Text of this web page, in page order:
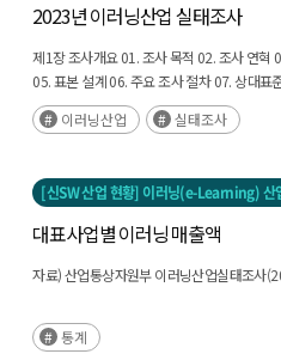
related domestic statistics, and propose
current status of the metaverse industry
of relevant domestic statistics. In this
the “VR·AR industry survey” and
its role as a foundation for policymaking in
2023년 이러닝산업 실태조사
제1장 조사개요01. 조사 목적 02. 조사 연혁
05. 표본 설계 06. 주요 조사 절차 07. 상대표
사업체 일반 현황 02. 이러닝 공급 시장 규모
인력 05. 해외 시장 진출 현황 06. 사업추진
사업체의 경영상 애로사항제3장 이러닝 수요
02. 개인 03. 사업체 04. 정규교육기관 05.
이러닝산업 실태조사
[신SW 산업 현황] 이러닝(e-Learning) 산
대표사업별 이러닝 매출액
자료) 산업통상자원부 이러닝산업실태조사
통계